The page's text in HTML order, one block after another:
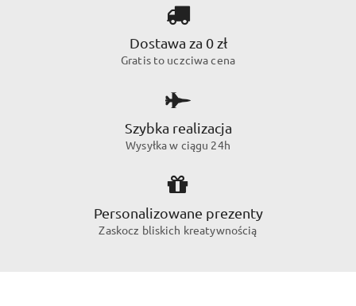
Dostawa za 0 zł
Gratis to uczciwa cena
Szybka realizacja
Wysyłka w ciągu 24h
Personalizowane prezenty
Zaskocz bliskich kreatywnością